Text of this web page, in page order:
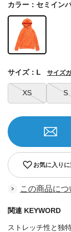
カラー：セミイン
XS S
サイズ：L サイズ
お気に入り
この商品に
関連 KEYWORD
ストレッチ性と独